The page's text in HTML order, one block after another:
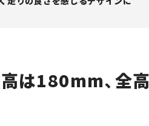
は180mm、全